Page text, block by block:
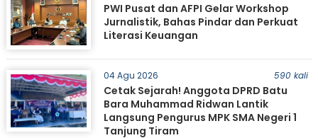
PWI Pusat dan AFPI Gelar Workshop
Jurnalistik, Bahas Pindar dan Perkuat
Literasi Keuangan
04 Agu 2026 590 kali
Cetak Sejarah! Anggota DPRD Batu
Bara Muhammad Ridwan Lantik
Langsung Pengurus MPK SMA Negeri 1
Tanjung Tiram